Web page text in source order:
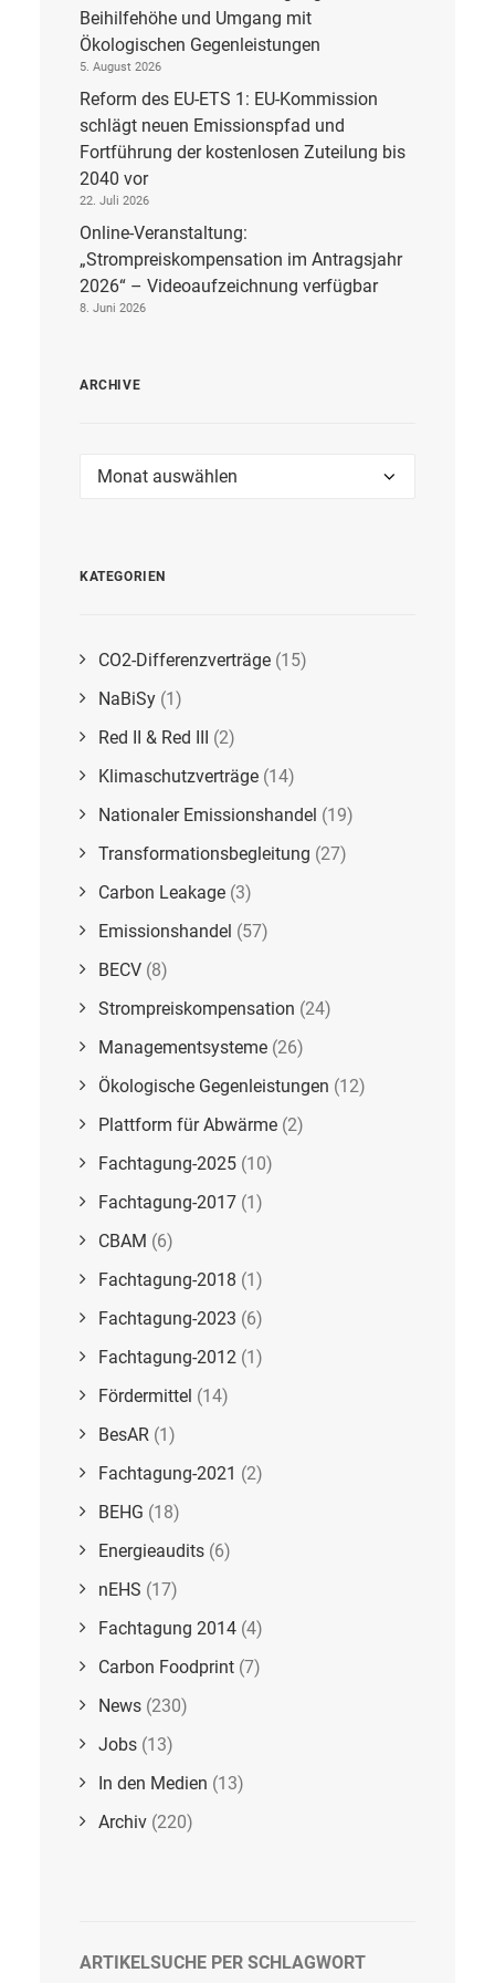
Beihilfehöhe und Umgang mit
Ökologischen Gegenleistungen
5. August 2026
Reform des EU-ETS 1: EU-Kommission
schlägt neuen Emissionspfad und
Fortführung der kostenlosen Zuteilung bis
2040 vor
22. Juli 2026
Online-Veranstaltung:
„Strompreiskompensation im Antragsjahr
2026“ – Videoaufzeichnung verfügbar
8. Juni 2026
ARCHIVE
Archive
KATEGORIEN
CO2-Differenzverträge (15)
NaBiSy (1)
Red II & Red III (2)
Klimaschutzverträge (14)
Nationaler Emissionshandel (19)
Transformationsbegleitung (27)
Carbon Leakage (3)
Emissionshandel (57)
BECV (8)
Strompreiskompensation (24)
Managementsysteme (26)
Ökologische Gegenleistungen (12)
Plattform für Abwärme (2)
Fachtagung-2025 (10)
Fachtagung-2017 (1)
CBAM (6)
Fachtagung-2018 (1)
Fachtagung-2023 (6)
Fachtagung-2012 (1)
Fördermittel (14)
BesAR (1)
Fachtagung-2021 (2)
BEHG (18)
Energieaudits (6)
nEHS (17)
Fachtagung 2014 (4)
Carbon Foodprint (7)
News (230)
Jobs (13)
In den Medien (13)
Archiv (220)
ARTIKELSUCHE PER SCHLAGWORT